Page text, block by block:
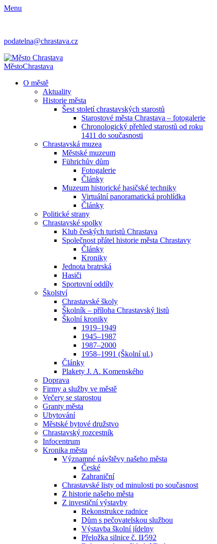
Menu
podatelna@chrastava.cz
MěstoChrastava
O městě
Aktuality
Historie města
Šest století chrastavských starostů
Starostové města Chrastava – fotogalerie
Chronologický přehled starostů od roku
1411 do současnosti
Chrastavská muzea
Městské muzeum
Führichův dům
Fotogalerie
Články
Muzeum historické hasičské techniky
Virtuální panoramatická prohlídka
Články
Politické strany
Chrastavské spolky
Klub českých turistů Chrastava
Společnost přátel historie města Chrastavy
Články
Kroniky
Jednota bratrská
Hasiči
Sportovní oddíly
Školství
Chrastavské školy
Školník – příloha Chrastavský listů
Školní kroniky
1919–1949
1945–1987
1987–2000
1958–1991 (Školní ul.)
Články
Plakety J. A. Komenského
Doprava
Firmy a služby ve městě
Večery se starostou
Granty města
Ubytování
Městské bytové družstvo
Chrastavský rozcestník
Infocentrum
Kronika města
Významné návštěvy našeho města
České
Zahraniční
Chrastavské listy od minulosti po současnost
Z historie našeho města
Z investiční výstavby
Rekonstrukce radnice
Dům s pečovatelskou službou
Výstavba školní jídelny
Přeložka silnice č. II⁄592